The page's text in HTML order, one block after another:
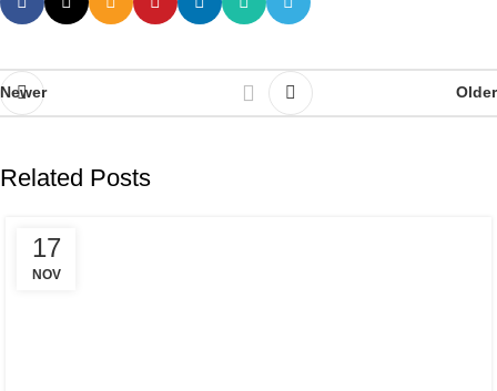
Newer Older
Related Posts
17
NOV